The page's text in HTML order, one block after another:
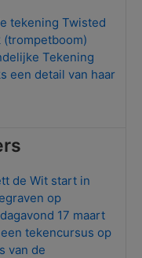
tekening Twisted
(trompetboom)
Tekening
een detail van haar
de Wit start in
op
17 maart
tekencursus op
van de